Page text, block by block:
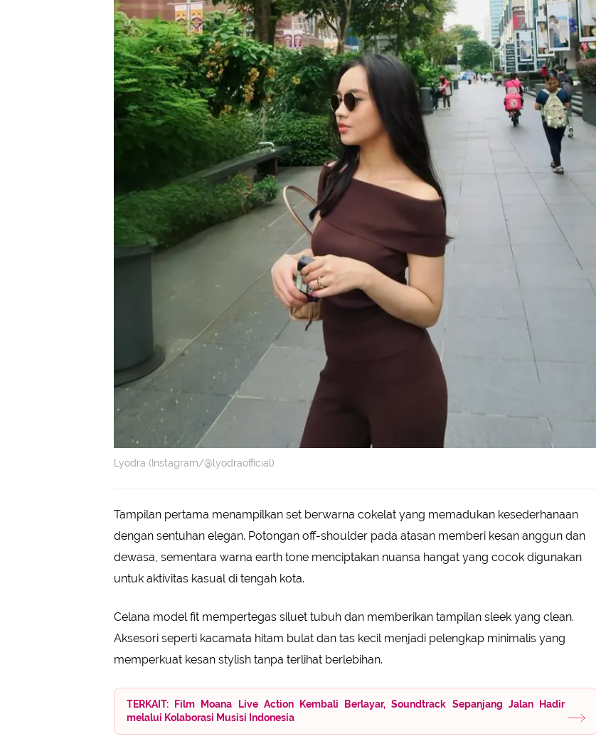
Lyodra (Instagram/@lyodraofficial)
Tampilan pertama menampilkan set berwarna cokelat yang memadukan kesederhanaan
dengan sentuhan elegan. Potongan off-shoulder pada atasan memberi kesan anggun dan
dewasa, sementara warna earth tone menciptakan nuansa hangat yang cocok digunakan
untuk aktivitas kasual di tengah kota.
Celana model fit mempertegas siluet tubuh dan memberikan tampilan sleek yang clean.
Aksesori seperti kacamata hitam bulat dan tas kecil menjadi pelengkap minimalis yang
memperkuat kesan stylish tanpa terlihat berlebihan.
TERKAIT: Film Moana Live Action Kembali Berlayar, Soundtrack Sepanjang Jalan Hadir
melalui Kolaborasi Musisi Indonesia